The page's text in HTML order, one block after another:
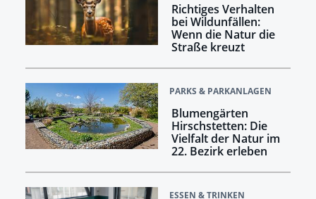
Richtiges Verhalten
bei Wildunfällen:
Wenn die Natur die
Straße kreuzt
PARKS & PARKANLAGEN
Blumengärten
Hirschstetten: Die
Vielfalt der Natur im
22. Bezirk erleben
ESSEN & TRINKEN